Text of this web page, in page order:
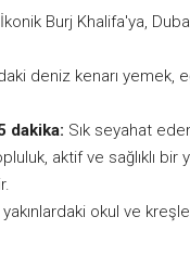
İkonik Burj Khalifa'ya,
deniz kenarı
dakika: Sık seyahat
aktif ve sağlıklı
yakınlardaki okul ve